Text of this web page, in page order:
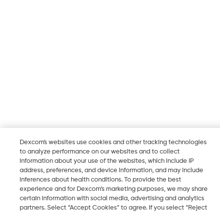
Dexcom's websites use cookies and other tracking technologies
to analyze performance on our websites and to collect
information about your use of the websites, which include IP
address, preferences, and device information, and may include
inferences about health conditions. To provide the best
experience and for Dexcom’s marketing purposes, we may share
certain information with social media, advertising and analytics
partners. Select “Accept Cookies” to agree. If you select “Reject